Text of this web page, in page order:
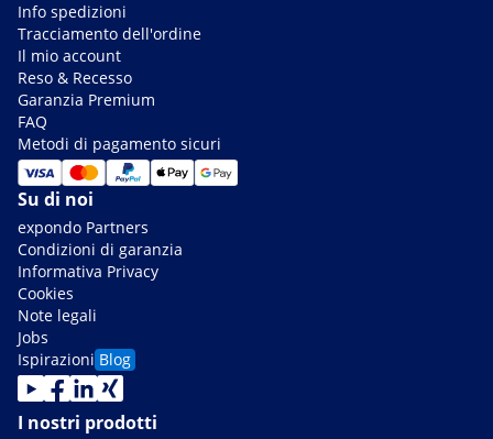
Info spedizioni
Tracciamento dell'ordine
Il mio account
Reso & Recesso
Garanzia Premium
FAQ
Metodi di pagamento sicuri
Su di noi
expondo Partners
Condizioni di garanzia
Informativa Privacy
Cookies
Note legali
Jobs
Ispirazioni Blog
I nostri prodotti